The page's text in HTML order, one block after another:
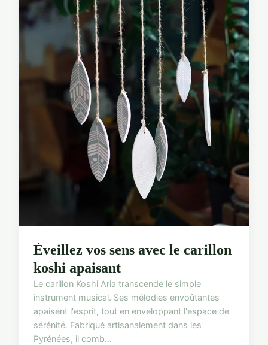
Éveillez vos sens avec le carillon
koshi apaisant
Le carillon Koshi Aria transcende le simple
instrument musical. Ses mélodies envoûtantes
apaisent l'esprit, tout en enveloppant l'espace de
sérénité. Fabriqué artisanalement dans les
Pyrénées, il comb...